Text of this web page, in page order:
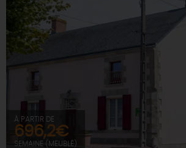
À PARTIR DE
696,2€
SEMAINE (MEUBLÉ)